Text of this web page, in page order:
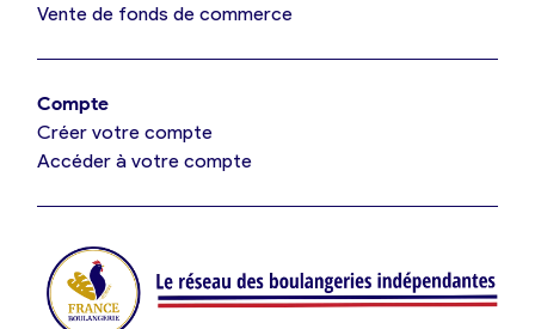
Offres d’emploi
Je suis fournisseur
Je crée mon compte
Vente de fonds de commerce
Compte
Créer votre compte
Accéder à votre compte